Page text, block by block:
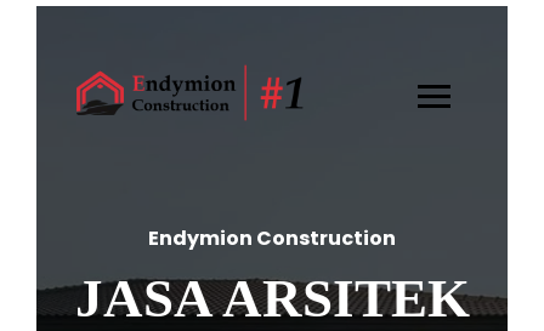
Endymion Construction
JASA ARSITEK